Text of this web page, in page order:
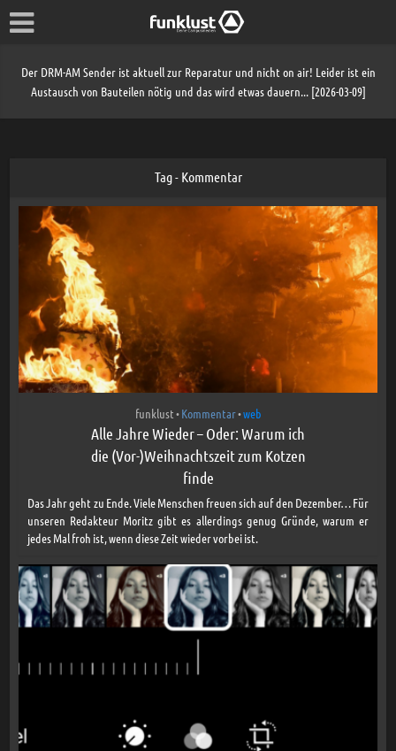
Der DRM-AM Sender ist aktuell zur Reparatur und nicht on air! Leider ist ein
Austausch von Bauteilen nötig und das wird etwas dauern... [2026-03-09]
Tag - Kommentar
funklust• Kommentar•web
Alle Jahre Wieder – Oder: Warum ich
die (Vor-)Weihnachtszeit zum Kotzen
finde
Das Jahr geht zu Ende. Viele Menschen freuen sich auf den Dezember… Für
unseren Redakteur Moritz gibt es allerdings genug Gründe, warum er
jedes Mal froh ist, wenn diese Zeit wieder vorbei ist.